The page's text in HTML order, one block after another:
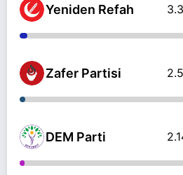
Yeniden Refah
Zafer Partisi
DEM Parti